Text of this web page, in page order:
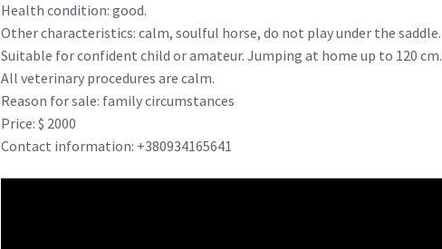
Health condition: good.
Other characteristics: calm, soulful horse, do not play under the saddle.
Suitable for confident child or amateur. Jumping at home up to 120 cm.
All veterinary procedures are calm.
Reason for sale: family circumstances
Price: $ 2000
Contact information: +380934165641